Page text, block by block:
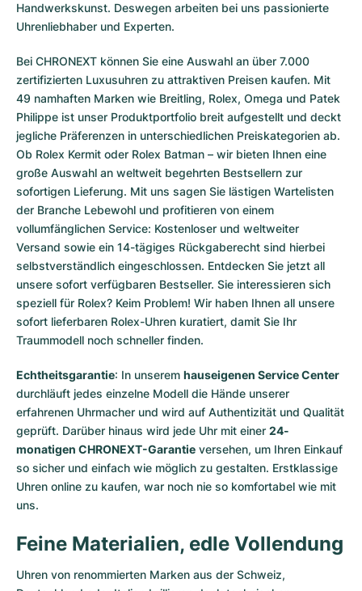
Handwerkskunst. Deswegen arbeiten bei uns passionierte
Uhrenliebhaber und Experten.
Bei CHRONEXT können Sie eine Auswahl an über 7.000
zertifizierten Luxusuhren zu attraktiven Preisen kaufen. Mit
49 namhaften Marken wie Breitling, Rolex, Omega und Patek
Philippe ist unser Produktportfolio breit aufgestellt und deckt
jegliche Präferenzen in unterschiedlichen Preiskategorien ab.
Ob Rolex Kermit oder Rolex Batman – wir bieten Ihnen eine
große Auswahl an weltweit begehrten Bestsellern zur
sofortigen Lieferung. Mit uns sagen Sie lästigen Wartelisten
der Branche Lebewohl und profitieren von einem
vollumfänglichen Service: Kostenloser und weltweiter
Versand sowie ein 14-tägiges Rückgaberecht sind hierbei
selbstverständlich eingeschlossen. Entdecken Sie jetzt all
unsere sofort verfügbaren Bestseller. Sie interessieren sich
speziell für Rolex? Keim Problem! Wir haben Ihnen all unsere
sofort lieferbaren Rolex-Uhren kuratiert, damit Sie Ihr
Traummodell noch schneller finden.
Echtheitsgarantie: In unserem hauseigenen Service Center
durchläuft jedes einzelne Modell die Hände unserer
erfahrenen Uhrmacher und wird auf Authentizität und Qualität
geprüft. Darüber hinaus wird jede Uhr mit einer 24-
monatigen CHRONEXT-Garantie versehen, um Ihren Einkauf
so sicher und einfach wie möglich zu gestalten. Erstklassige
Uhren online zu kaufen, war noch nie so komfortabel wie mit
uns.
Feine Materialien, edle Vollendung
Uhren von renommierten Marken aus der Schweiz,